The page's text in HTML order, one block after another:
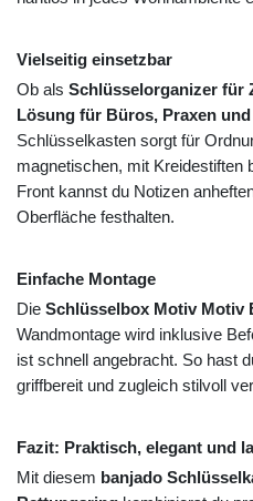
Vielseitig einsetzbar
Ob als Schlüsselorganizer für
Lösung für Büros, Praxen
Schlüsselkasten sorgt für
magnetischen, mit Kreidestiften
Front kannst du Notizen
Oberfläche festhalten.
Einfache Montage
Die Schlüsselbox Motiv Motiv
Wandmontage wird inklusive
ist schnell angebracht. So hast
griffbereit und zugleich stilvoll
Fazit: Praktisch, elegant und
Mit diesem banjado